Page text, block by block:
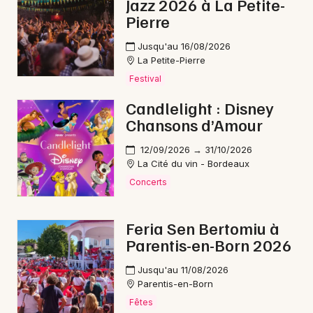
L'artiste a enrichi sa discographie avec plusieurs
albums marquants :
*Auguste* en 2018 qui lui a valu lePrix Coup de
Cœur Chanson de l'Académie Charles-Cros
Prix du Public au Prix Georges Moustaki en 2019. Son
style mélange mélancolie, humour et interprétation
engagée, s'inspirant des grands maîtres comme
Brassens, Barbara et Jacques Brel.
Découvrez également d'autres artistes de la scène
française :Ilionaet Nicolas Peyrac
2026, ainsi queLoa Mercury
complémentaires pour enrichir vos découvertes
artistiques.
FAQ - Leïla Huissoud
Jazz 2026 à La Petite-
Pierre
Jusqu'au 16/08/2026
La Petite-Pierre
Festival
Candlelight : Disney
Chansons d’Amour
12/09/2026 → 31/10/2026
La Cité du vin - Bordeaux
Concerts
Feria Sen Bertomiu à
Parentis-en-Born 2026
Jusqu'au 11/08/2026
Parentis-en-Born
Fêtes